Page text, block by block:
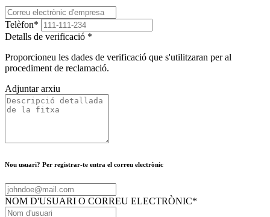
Telèfon*
Detalls de verificació *
Proporcioneu les dades de verificació que s'utilitzaran per al
procediment de reclamació.
Adjuntar arxiu
Nou usuari? Per registrar-te entra el correu electrònic
NOM D'USUARI O CORREU ELECTRÒNIC*